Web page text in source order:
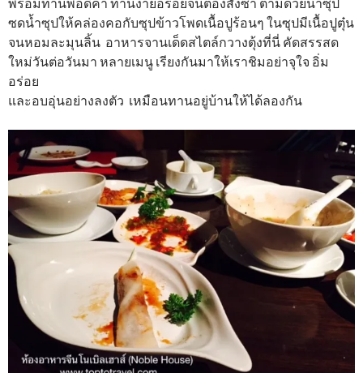
ซดน้ำซุปให้คล่องคอกับซุปข้าวโพดเนื้อปูร้อนๆ ในซุปมีเนื้อปูตุ๋น
จนหอมละมุนลิ้น อาหารจานเด็ดสไตล์กวางตุ้งที่นี่ คัดสรรสด
ใหม่วันต่อวันมา หลายเมนู เรียงกันมาให้เราชิมอย่าจุใจ อิ่ม
อร่อย
และอบอุ่นอย่างลงตัว เหมือนทานอยู่บ้านให้ได้ลองกัน